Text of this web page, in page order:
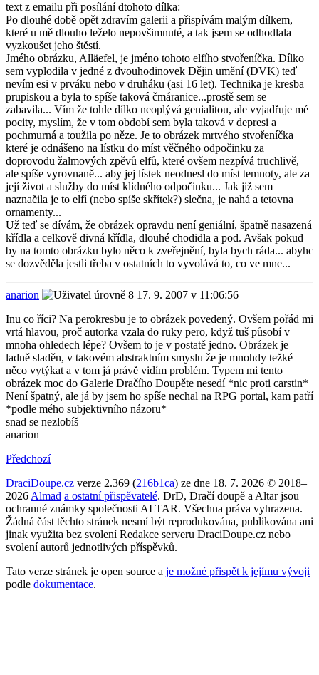
text z emailu při posílání dtohoto dílka:
Po dlouhé době opět zdravím galerii a přispívám malým dílkem,
které u mě dlouho leželo nepovšimnuté, a tak jsem se odhodlala
vyzkoušet jeho štěstí.
Jmého obrázku, Alläefel, je jméno tohoto elfího stvořeníčka. Dílko
sem vyplodila v jedné z dvouhodinovek Dějin umění (DVK) teď
nevím esi v prváku nebo v druháku (asi 16 let). Technika je kresba
prupiskou a byla to spíše taková čmáranice...prostě sem se
zabavila... Vím že tohle dílko neoplývá genialitou, ale vyjadřuje mé
pocity, myslím, že v tom období sem byla taková v depresi a
pochmurná a toužila po něze. Je to obrázek mrtvého stvořeníčka
které je odnášeno na lístku do míst věčného odpočinku za
doprovodu žalmových zpěvů elfů, které ovšem nezpívá truchlivě,
ale spíše vyrovnaně... aby jej lístek neodnesl do míst temnoty, ale za
její život a služby do míst klidného odpočinku... Jak již sem
naznačila je to elfí (nebo spíše skřítek?) slečna, je nahá a tetovna
ornamenty...
Už teď se dívám, že obrázek opravdu není geniální, špatně nasazená
křídla a celkově divná křídla, dlouhé chodidla a pod. Avšak pokud
by na tomto obrázku bylo něco k zveřejnění, byla bych ráda... abyhc
se dozvěděla jestli třeba v ostatních to vyvolává to, co ve mne...
anarion
17. 9. 2007 v 11:06:56
Inu co říci? Na perokresbu je to obrázek povedený. Ovšem pořád mi
vrtá hlavou, proč autorka vzala do ruky pero, když tuš působí v
mnoha ohledech lépe? Ovšem to je v postatě jedno. Obrázek je
ladně sladěn, v takovém abstraktním smyslu že je mnohdy težké
něco vytýkat a v tom já právě vidím problém. Typem mi tento
obrázek moc do Galerie Dračího Doupěte nesedí *nic proti carstin*
Není špatný, ale já by jsem ho spíše nechal na RPG portal, kam patří
*podle mého subjektivního názoru*
snad se nezlobíš
anarion
Předchozí
DraciDoupe.cz verze 2.369 (216b1ca) ze dne 18. 7. 2026 © 2018–
2026 Almad a ostatní přispěvatelé. DrD, Dračí doupě a Altar jsou
ochranné známky společnosti ALTAR. Všechna práva vyhrazena.
Žádná část těchto stránek nesmí být reprodukována, publikována ani
jinak využita bez svolení Redakce serveru DraciDoupe.cz nebo
svolení autorů jednotlivých příspěvků.
Tato verze stránek je open source a je možné přispět k jejímu vývoji
podle dokumentace.